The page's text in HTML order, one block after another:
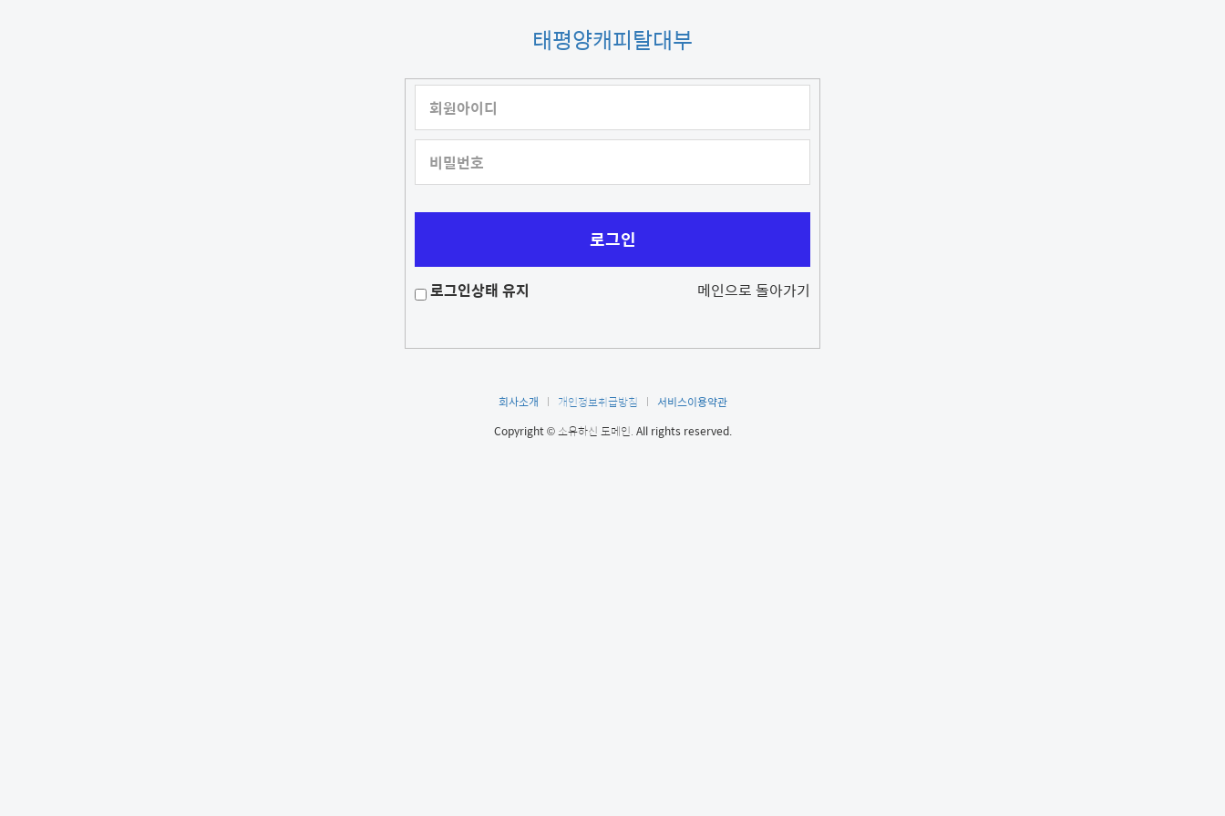
태평양캐피탈대부
회원아이디
비밀번호
로그인상태 유지 메인으로 돌아가기
회사소개 개인정보취급방침
서비스이용약관
Copyright © 소유하신 도메인. All rights reserved.